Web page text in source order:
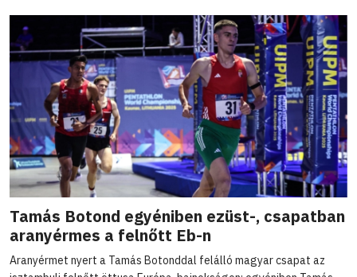
Tamás Botond egyéniben ezüst-, csapatban
aranyérmes a felnőtt Eb-n
Aranyérmet nyert a Tamás Botonddal felálló magyar csapat az